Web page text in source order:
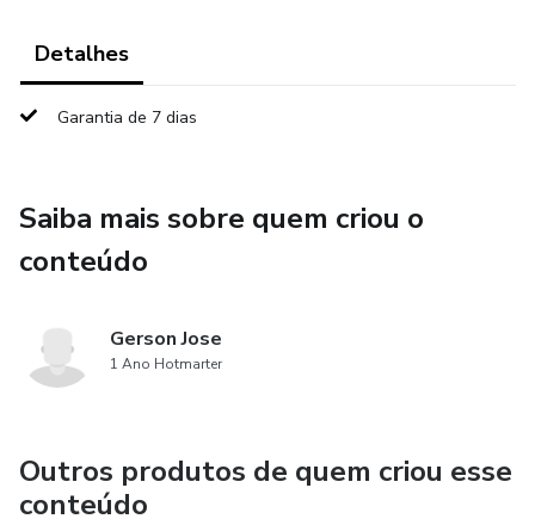
Detalhes
Garantia de 7 dias
Saiba mais sobre quem criou o
conteúdo
Gerson Jose
1 Ano Hotmarter
Outros produtos de quem criou esse
conteúdo